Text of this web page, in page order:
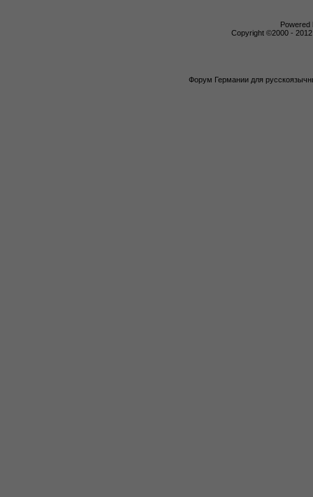
Powered
Copyright ©2000 -
Форум Германии для